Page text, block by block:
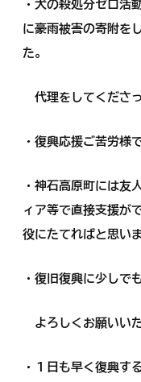
・犬の殺処分ゼロ活
に豪雨被害の寄附を
た。
代理をしてくださ
・復興応援ご苦労様
・神石高原町には友
ィア等で直接支援が
役にたてればと思いま
・復旧復興に少しで
よろしくお願いいた
・１日も早く復興す